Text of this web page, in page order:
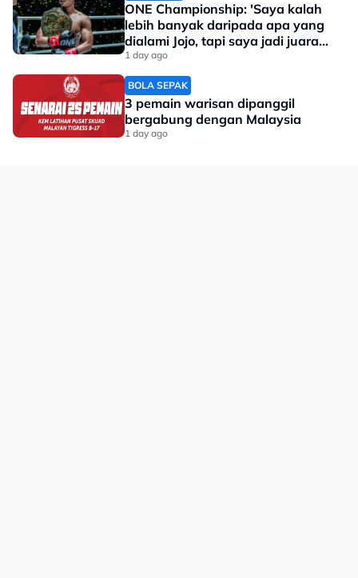
ONE Championship: 'Saya kalah
lebih banyak daripada apa yang
dialami Jojo, tapi saya jadi juara
dunia'
1 day ago
BOLA SEPAK
3 pemain warisan dipanggil
bergabung dengan Malaysia
1 day ago